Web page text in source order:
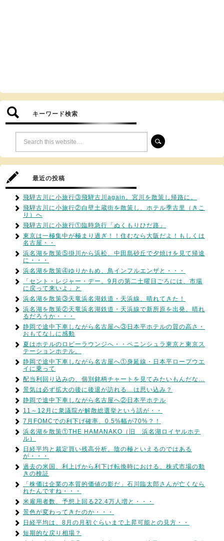
キーワード検索
最近の投稿
飛騨古川に小旅行③飛騨古川again。宮川を散策し帰路に。
飛騨古川に小旅行②白壁土蔵街を散策し、ホテル季古里（きこ
り）へ
飛騨古川に小旅行①臨時急行「ぬくもりひだ路」
東京は一極集中が極まり過ぎ！！住むなら大阪だよ！もしくは
名古屋・・
浜名湖を散策⑤掛川から浜松、中田島砂丘で夕焼けを見て帰途
に・・・
浜名湖を散策④ゆりかもめ、鳥インフルエンザと・・・
「セント・レジャー・デー。9月の第二土曜日ごろには、市場
に戻って来いよ」と
浜名湖を散策③天竜浜名湖鉄道・天浜線、晴れてきた！
浜名湖を散策②天竜浜名湖鉄道・天浜線で新所原を出発。晴れ
るだろうか・・・
静岡で途中下車しながら名古屋へ③日本平ホテルの質の高さ・
おもてなしに感動
夏はホテルのロビーラウンジへ・・ペニンシュラ東京と東京ス
テーションホテル。
静岡で途中下車しながら名古屋へ①身延線・日本平ロープウエ
イに乗って
配当利回り込みの、個別銘柄チャートを見てみたいもんだな…
景気は必ず拡大の後に後退が訪れる…は思い込み？
静岡で途中下車しながら名古屋へ②日本平ホテル
11～12月に衆議院が解散総選挙という話が・・
7月FOMCでの利下げ確率、0.5%幅が70%？！
浜名湖を散策①THE HAMANAKO（旧 浜名湖ロイヤルホテ
ル）
日経平均と裁定買い残高分析。陰の極といえるのではある
が・・・
過去の米国、利上げから利下げ転換時における、株式市場の動
きの検証
「株価は企業の本質的価値の影だ」石川臨太郎さんが亡くなら
れたんですね・・・
米雇用者数、予想上回る22.4万人増と・・・
景色が変わってきたのか・・・
日経平均は、8月の月初ぐらいまで上昇可能との見方・・
短期的な戻り相場？